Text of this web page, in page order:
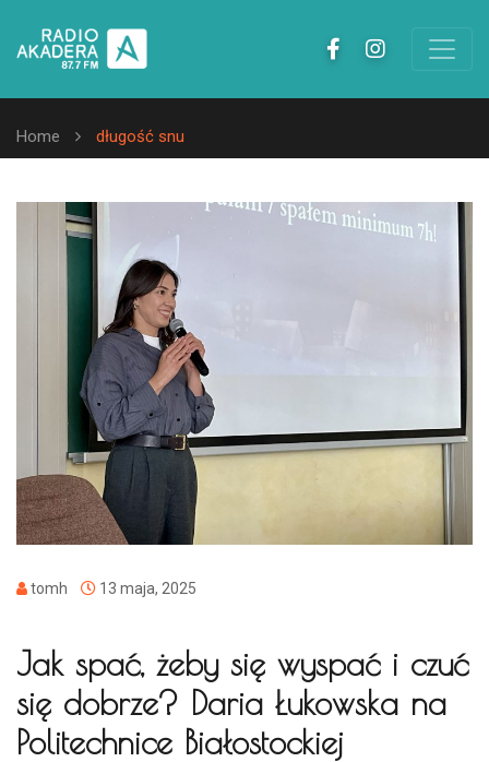
Home długość snu
tomh 13 maja, 2025
Jak spać, żeby się wyspać i czuć
się dobrze? Daria Łukowska na
Politechnice Białostockiej